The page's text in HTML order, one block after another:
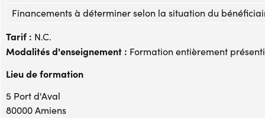
Financements à déterminer selon la situation du
Tarif : N.C.
Modalités d'enseignement : Formation entièrement
Lieu de formation
5 Port d'Aval
80000 Amiens